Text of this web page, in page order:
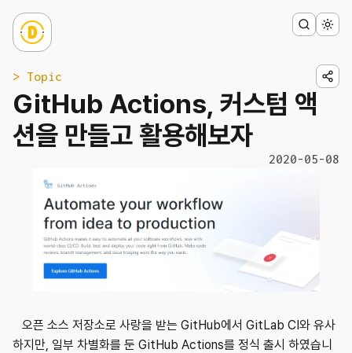
> Topic
GitHub Actions, 커스텀 액
션을 만들고 활용해보자
2020-05-08
오픈 소스 저장소로 사랑을 받는 GitHub에서 GitLab CI와 유사
하지만, 일부 차별화를 둔 GitHub Actions를 정식 출시 하였습니